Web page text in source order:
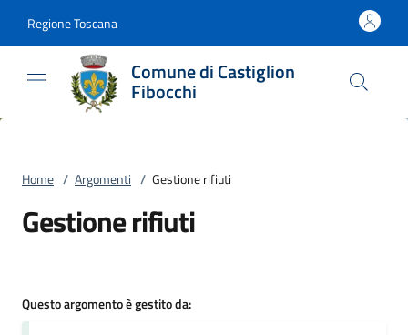
Regione Toscana
Comune di Castiglion
Fibocchi
Home / Argomenti / Gestione rifiuti
Gestione rifiuti
Questo argomento è gestito da: